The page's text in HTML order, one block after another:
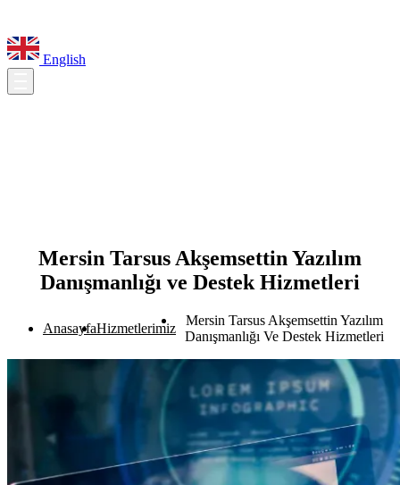
English
Mersin Tarsus Akşemsettin Yazılım
Danışmanlığı ve Destek Hizmetleri
AnasayfaHizmetlerimiz
Mersin Tarsus Akşemsettin Yazılım
Danışmanlığı Ve Destek Hizmetleri